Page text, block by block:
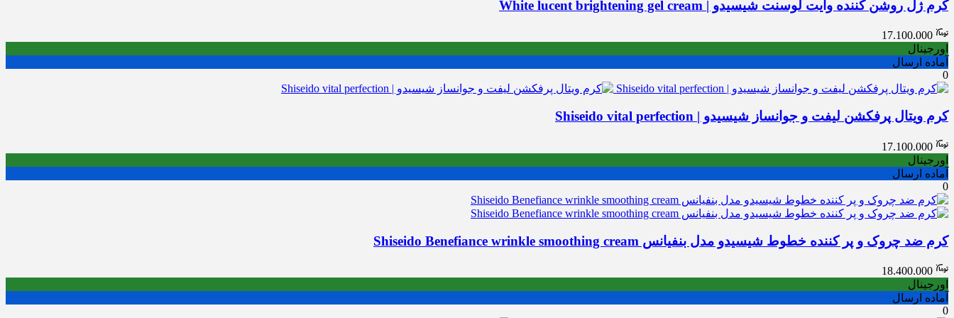
کرم ژل روشن کننده وایت لوسنت شیسیدو | White lucent brightening gel cream
17.100.000
اورجینال
آماده ارسال
0
کرم ویتال پرفکشن لیفت و جوانساز شیسیدو | Shiseido vital perfection
17.100.000
اورجینال
آماده ارسال
0
کرم ضد چروک و پر کننده خطوط شیسیدو مدل بنفیانس Shiseido Benefiance wrinkle smoothing cream
18.400.000
اورجینال
آماده ارسال
0